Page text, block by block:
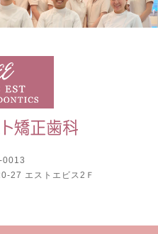
0013
27 エストエビス2Ｆ